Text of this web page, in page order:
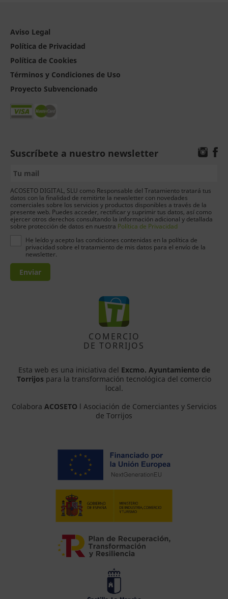
Aviso Legal
Política de Privacidad
Política de Cookies
Términos y Condiciones de Uso
Proyecto Subvencionado
Suscríbete a nuestro newsletter
ACOSETO DIGITAL, SLU como Responsable del Tratamiento tratará tus
datos con la finalidad de remitirte la newsletter con novedades
comerciales sobre los servicios y productos disponibles a través de la
presente web. Puedes acceder, rectificar y suprimir tus datos, así como
ejercer otros derechos consultando la información adicional y detallada
sobre protección de datos en nuestra Política de Privacidad
He leído y acepto las condiciones contenidas en la política de
privacidad sobre el tratamiento de mis datos para el envío de la
newsletter.
Enviar
COMERCIO
DE TORRIJOS
Esta web es una iniciativa del Excmo. Ayuntamiento de
Torrijos para la transformación tecnológica del comercio
local.
Colabora ACOSETO l Asociación de Comerciantes y Servicios
de Torrijos